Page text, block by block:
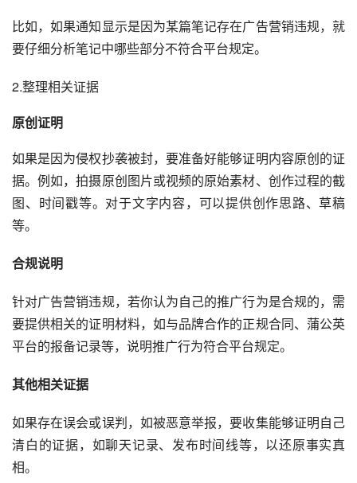
比如，如果通知显示是因为某篇笔记存在广告营销违规，就
要仔细分析笔记中哪些部分不符合平台规定。
2.整理相关证据
原创证明
如果是因为侵权抄袭被封，要准备好能够证明内容原创的证
据。例如，拍摄原创图片或视频的原始素材、创作过程的截
图、时间戳等。对于文字内容，可以提供创作思路、草稿
等。
合规说明
针对广告营销违规，若你认为自己的推广行为是合规的，需
要提供相关的证明材料，如与品牌合作的正规合同、蒲公英
平台的报备记录等，说明推广行为符合平台规定。
其他相关证据
如果存在误会或误判，如被恶意举报，要收集能够证明自己
清白的证据，如聊天记录、发布时间线等，以还原事实真
相。